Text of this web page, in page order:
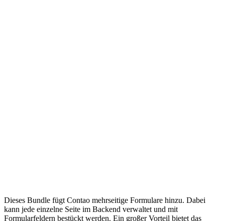
Dieses Bundle fügt Contao mehrseitige Formulare hinzu. Dabei
kann jede einzelne Seite im Backend verwaltet und mit
Formularfeldern bestückt werden. Ein großer Vorteil bietet das